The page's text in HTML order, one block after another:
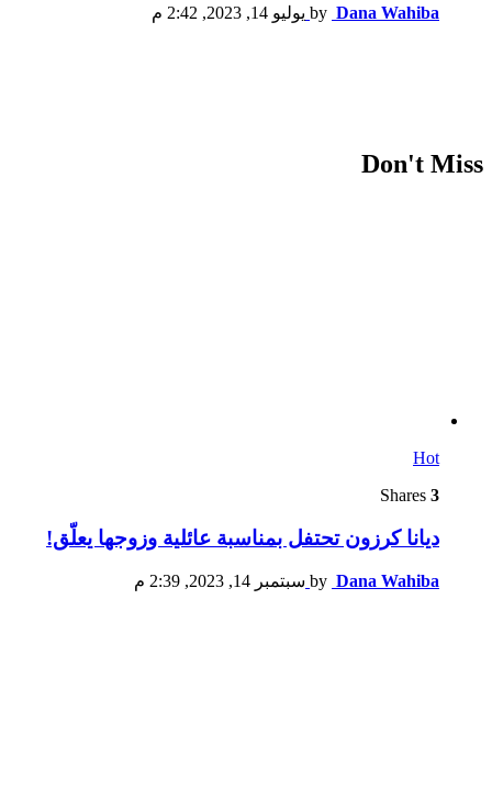
by Dana Wahiba يوليو 14, 2023, 2:42 م
Don't Miss
Hot
3
ديانا كرزون تحتفل بمناسبة عائلية وزوجها يعلّق!
by Dana Wahiba سبتمبر 14, 2023, 2:39 م